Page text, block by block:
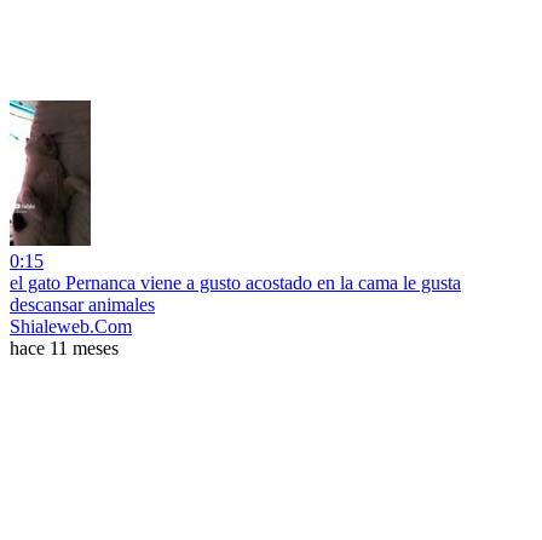
0:15
el gato Pernanca viene a gusto acostado en la cama le gusta
descansar animales
Shialeweb.Com
hace 11 meses